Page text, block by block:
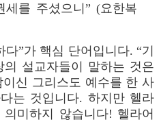
를 주셨으니” (요한복
”가 핵심 단어입니다. “기
설교자들이 말하는 것은
이신 그리스도 예수를 한 사
는 것입니다. 하지만 헬라
미하지 않습니다! 헬라어